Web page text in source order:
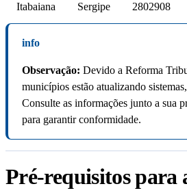
Itabaiana Sergipe 2802908
info
Observação: Devido a Reforma
municípios estão atualizando
Consulte as informações junto a sua
para garantir conformidade.
Pré-requisitos para